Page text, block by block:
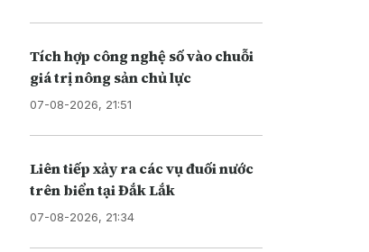
Tích hợp công nghệ số vào chuỗi
giá trị nông sản chủ lực
07-08-2026, 21:51
Liên tiếp xảy ra các vụ đuối nước
trên biển tại Đắk Lắk
07-08-2026, 21:34